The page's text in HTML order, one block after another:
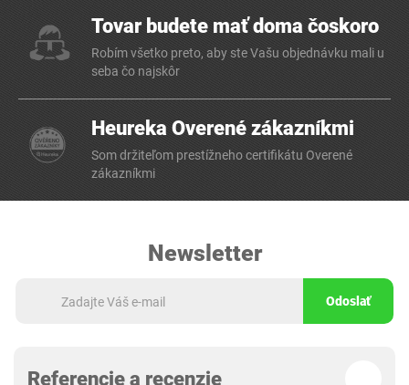
Tovar budete mať doma čoskoro
Robím všetko preto, aby ste Vašu objednávku mali u
seba čo najskôr
Heureka Overené zákazníkmi
Som držiteľom prestížneho certifikátu Overené
zákazníkmi
Newsletter
Odoslať
Referencie a recenzie